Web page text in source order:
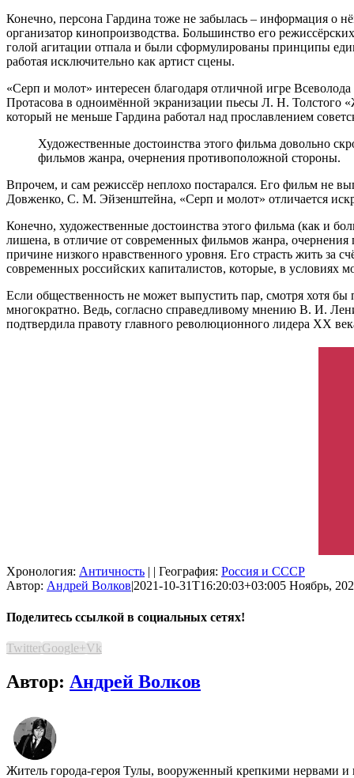
Конечно, персона Гардина тоже не забылась – информация о
организатор кинопроизводства. Большинство его
голой агитации отпала и были сформулированы принципы
работая исключительно как артист сцены.
«Серп и молот» интересен благодаря отличной игре
Протасова в одноимённой экранизации пьесы Л. Н.
который не меньше Гардина работал над прославлением
Художественные достоинства этого фильма довольно
фильмов жанра, очернения противоположной стороны.
Впрочем, и сам режиссёр неплохо постарался. Его фильм не
Довженко, С. М. Эйзенштейна, «Серп и молот» отличается
Конечно, художественные достоинства этого фильма (как и
лишена, в отличие от современных фильмов жанра,
причине низкого нравственного уровня. Его страсть жить за
современных российских капиталистов, которые, в условиях
Если общественность не может выпустить пар, смотря хотя бы
многократно. Ведь, согласно справедливому мнению В. И.
подтвердила правоту главного революционного лидера XX
Хронология: Античность | | География: Россия и СССР
Автор: Андрей Волков|2021-10-31T16:20:03+03:005 Ноябрь,
Поделитесь ссылкой в социальных сетях!
TwitterGoogle+Vk
Автор: Андрей Волков
Житель города-героя Тулы, вооруженный крепкими нервами и